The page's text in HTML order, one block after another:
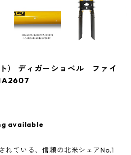
） ディガーショベル ファイ
available
れている、信頼の北米シェアNo.1